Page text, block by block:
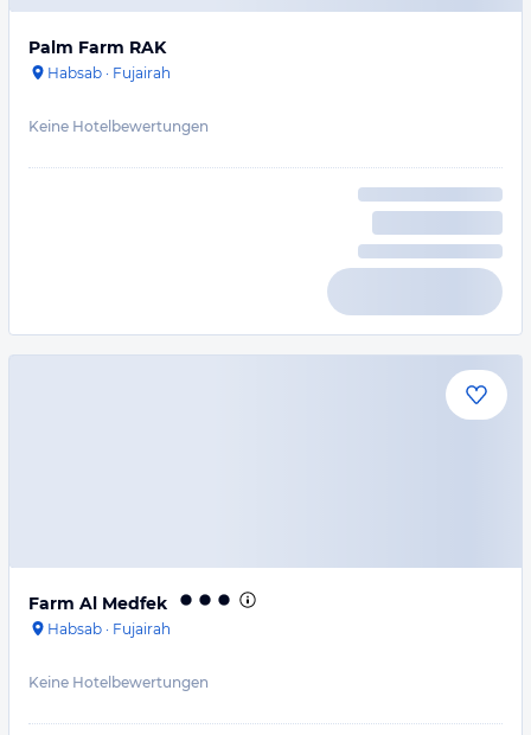
Palm Farm RAK
Habsab · Fujairah
Keine Hotelbewertungen
Farm Al Medfek
Habsab · Fujairah
Keine Hotelbewertungen